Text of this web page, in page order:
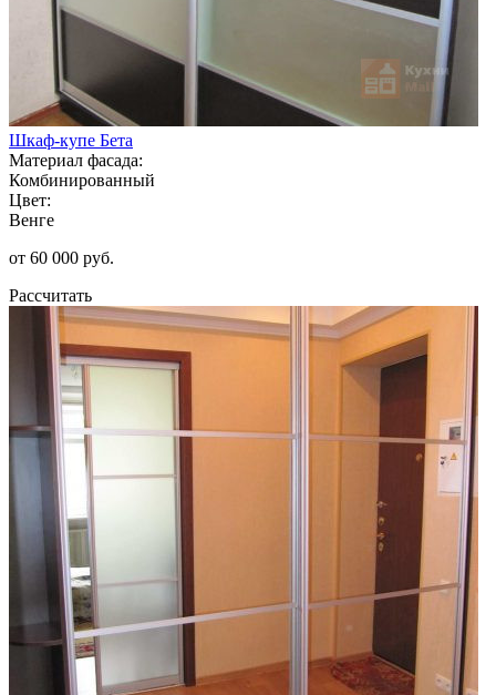
Шкаф-купе Бета
Материал фасада:
Комбинированный
Цвет:
Венге
от 60 000 руб.
Рассчитать